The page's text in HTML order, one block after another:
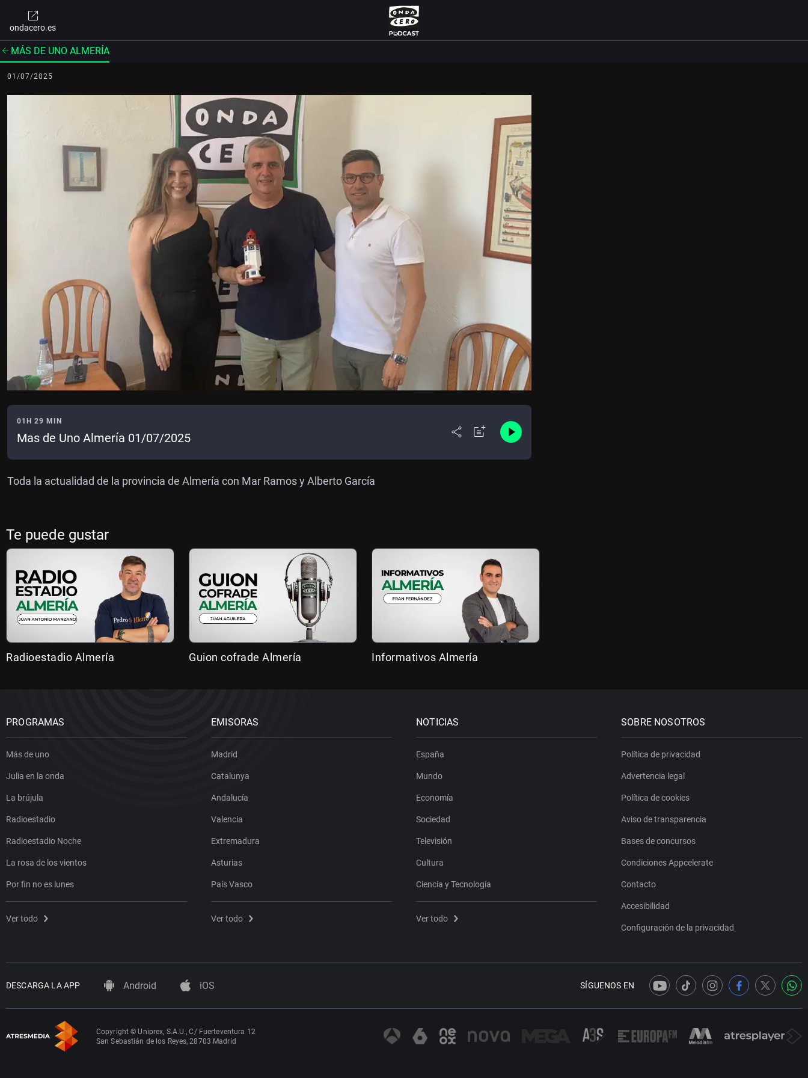
ondacero.es
MÁS DE UNO ALMERÍA
01/07/2025
01H 29 MIN
Mas de Uno Almería 01/07/2025
Toda la actualidad de la provincia de Almería con Mar Ramos y Alberto García
Te puede gustar
Radioestadio Almería Guion cofrade Almería Informativos Almería
PROGRAMAS
Más de uno
Julia en la onda
La brújula
Radioestadio
Radioestadio Noche
La rosa de los vientos
Por fin no es lunes
Ver todo
EMISORAS
Madrid
Catalunya
Andalucía
Valencia
Extremadura
Asturias
País Vasco
Ver todo
NOTICIAS
España
Mundo
Economía
Sociedad
Televisión
Cultura
Ciencia y Tecnología
Ver todo
SOBRE NOSOTROS
Política de privacidad
Advertencia legal
Política de cookies
Aviso de transparencia
Bases de concursos
Condiciones Appcelerate
Contacto
Accesibilidad
Configuración de la privacidad
DESCARGA LA APP Android iOS SÍGUENOS EN
Copyright © Uniprex, S.A.U., C/ Fuerteventura 12
San Sebastián de los Reyes, 28703 Madrid